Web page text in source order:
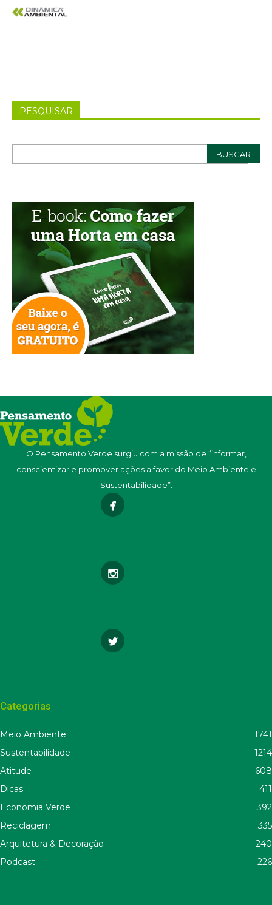
PESQUISAR
O Pensamento Verde surgiu com a missão de “informar,
conscientizar e promover ações a favor do Meio Ambiente e
Sustentabilidade”.
Categorias
Meio Ambiente
1741
Sustentabilidade
1214
Atitude
608
Dicas
411
Economia Verde
392
Reciclagem
335
Arquitetura & Decoração
240
Podcast
226